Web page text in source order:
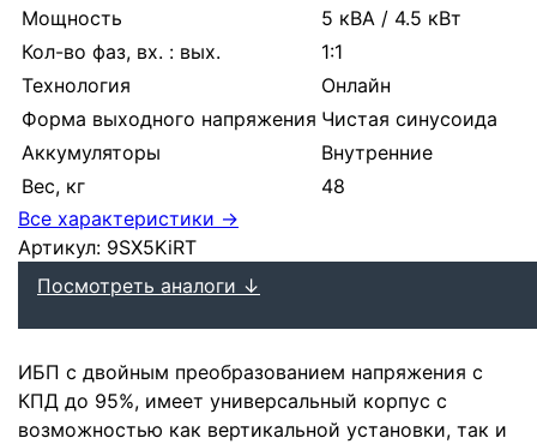
Мощность
5 кВА / 4.5 кВт
Кол-во фаз, вх. : вых.
1:1
Технология
Онлайн
Форма выходного напряжения Чистая синусоида
Аккумуляторы
Внутренние
Вес, кг
48
Все характеристики →
Артикул: 9SX5KiRT
Посмотреть аналоги ↓
ИБП с двойным преобразованием напряжения с
КПД до 95%, имеет универсальный корпус с
возможностью как вертикальной установки, так и